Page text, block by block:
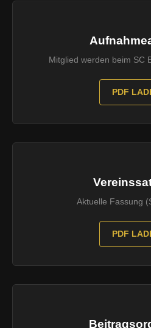
Mitglied werden beim SC
PDF
Aktuelle Fassung
PDF